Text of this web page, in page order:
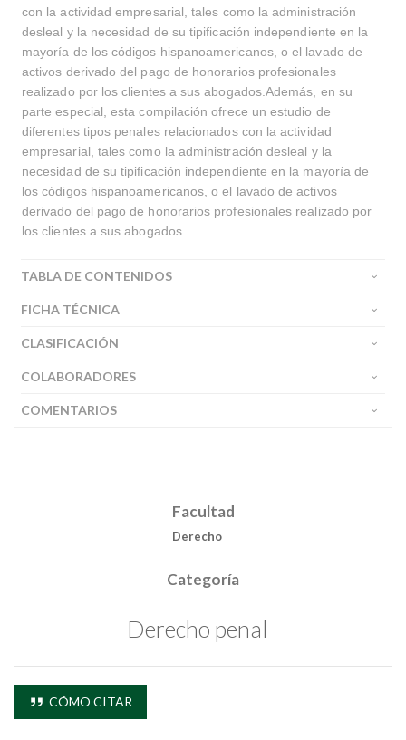
con la actividad empresarial, tales como la administración
desleal y la necesidad de su tipificación independiente en la
mayoría de los códigos hispanoamericanos, o el lavado de
activos derivado del pago de honorarios profesionales
realizado por los clientes a sus abogados.Además, en su
parte especial, esta compilación ofrece un estudio de
diferentes tipos penales relacionados con la actividad
empresarial, tales como la administración desleal y la
necesidad de su tipificación independiente en la mayoría de
los códigos hispanoamericanos, o el lavado de activos
derivado del pago de honorarios profesionales realizado por
los clientes a sus abogados.
TABLA DE CONTENIDOS
FICHA TÉCNICA
CLASIFICACIÓN
COLABORADORES
COMENTARIOS
Facultad
Derecho
Categoría
Derecho penal
CÓMO CITAR